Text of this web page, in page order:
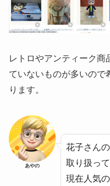
レトロやアンティーク商
ていないものが多いので
ります。
あやの
花子さん
取り扱っ
現在人気